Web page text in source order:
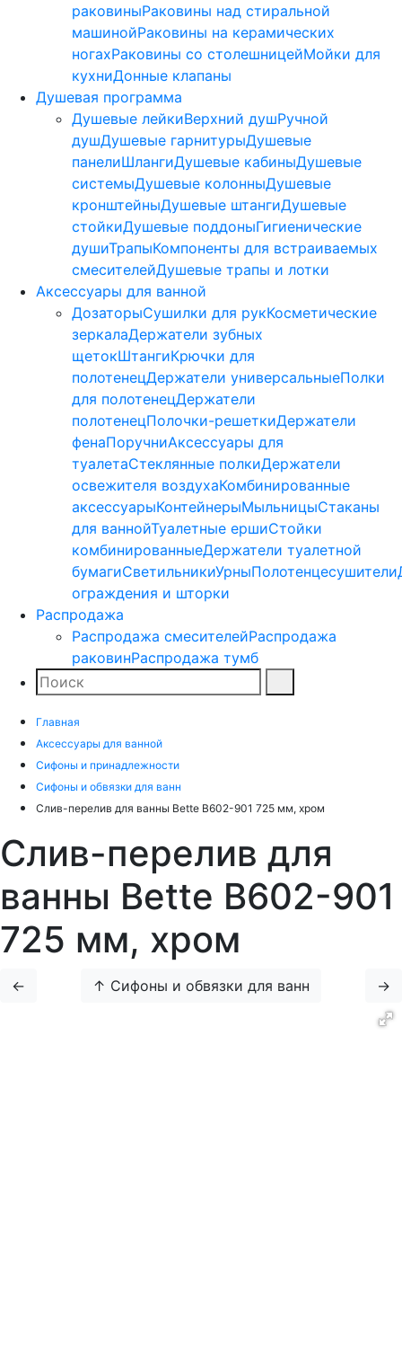
раковиныРаковины над стиральной
машинойРаковины на керамических
ногахРаковины со столешницейМойки для
кухниДонные клапаны
Душевая программа
Душевые лейкиВерхний душРучной
душДушевые гарнитурыДушевые
панелиШлангиДушевые кабиныДушевые
системыДушевые колонныДушевые
кронштейныДушевые штангиДушевые
стойкиДушевые поддоныГигиенические
душиТрапыКомпоненты для встраиваемых
смесителейДушевые трапы и лотки
Аксессуары для ванной
ДозаторыСушилки для рукКосметические
зеркалаДержатели зубных
щетокШтангиКрючки для
полотенецДержатели универсальныеПолки
для полотенецДержатели
полотенецПолочки-решеткиДержатели
фенаПоручниАксессуары для
туалетаСтеклянные полкиДержатели
освежителя воздухаКомбинированные
аксессуарыКонтейнерыМыльницыСтаканы
для ваннойТуалетные ершиСтойки
комбинированныеДержатели туалетной
бумагиСветильникиУрныПолотенцесушители
ограждения и шторки
Распродажа
Распродажа смесителейРаспродажа
раковинРаспродажа тумб
Поиск
Главная
Аксессуары для ванной
Сифоны и принадлежности
Сифоны и обвязки для ванн
Слив-перелив для ванны Bette B602-901 725 мм, хром
Слив-перелив для
ванны Bette B602-901
725 мм, хром
← ↑ Сифоны и обвязки для ванн →